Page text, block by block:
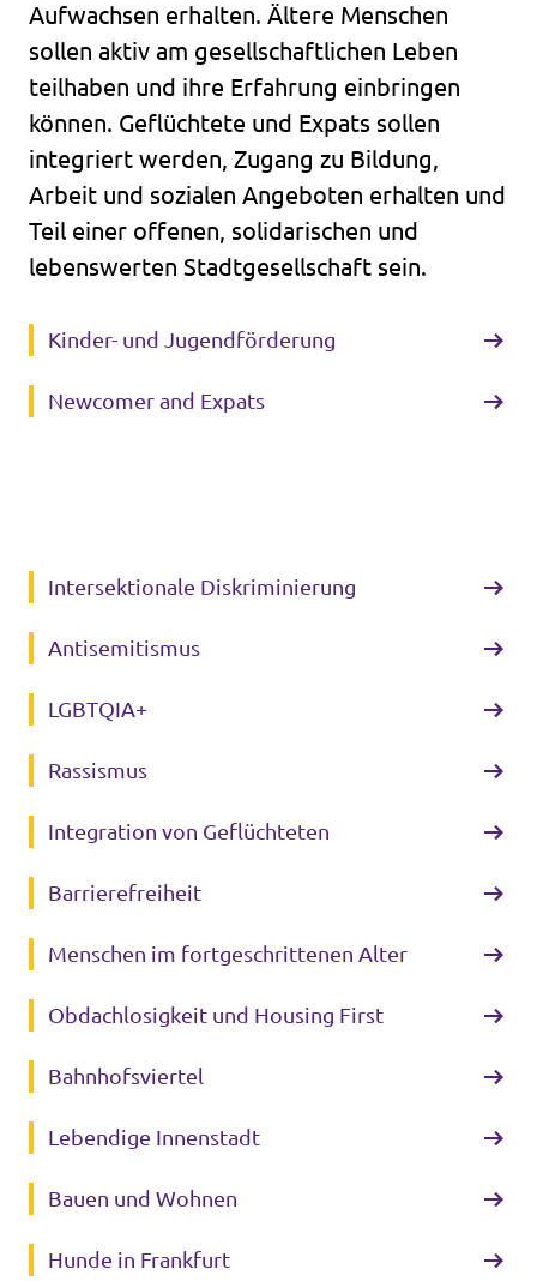
Aufwachsen erhalten. Ältere Menschen
sollen aktiv am gesellschaftlichen Leben
teilhaben und ihre Erfahrung einbringen
können. Geflüchtete und Expats sollen
integriert werden, Zugang zu Bildung,
Arbeit und sozialen Angeboten erhalten und
Teil einer offenen, solidarischen und
lebenswerten Stadtgesellschaft sein.
Kinder- und Jugendförderung
Newcomer and Expats
Intersektionale Diskriminierung
Antisemitismus
LGBTQIA+
Rassismus
Integration von Geflüchteten
Barrierefreiheit
Menschen im fortgeschrittenen Alter
Obdachlosigkeit und Housing First
Bahnhofsviertel
Lebendige Innenstadt
Bauen und Wohnen
Hunde in Frankfurt